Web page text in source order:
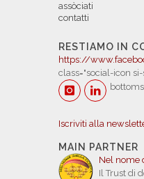
assòciati
contatti
RESTIAMO IN
https://
class="social-icon
Iscriviti alla
MAIN PARTNER
Nel nome
Il Trust di